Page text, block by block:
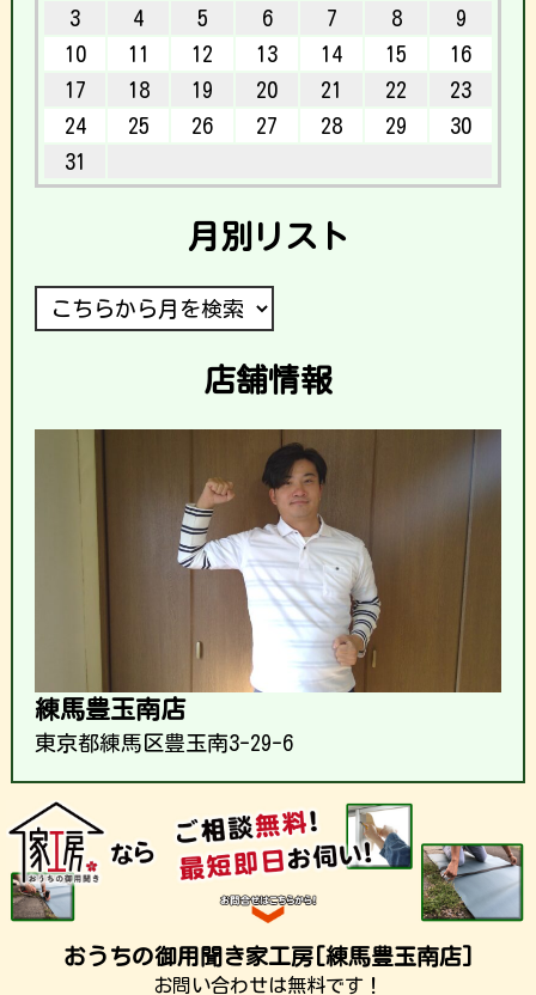
3
4 5 6 7 8
9
10
11 12 13 14 15
16
17
18 19 20 21 22
23
24
25 26 27 28 29
30
31
月別リスト
店舗情報
練馬豊玉南店
東京都練馬区豊玉南3-29-6
おうちの御用聞き家工房[練馬豊玉南店]
お問い合わせは無料です！